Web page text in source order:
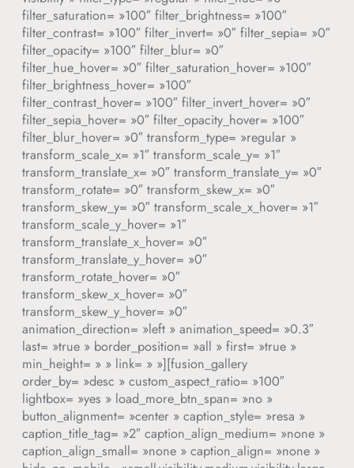
filter_saturation= »100″ filter_brightness= »100″
filter_contrast= »100″ filter_invert= »0″ filter_sepia= »0″
filter_opacity= »100″ filter_blur= »0″
filter_hue_hover= »0″ filter_saturation_hover= »100″
filter_brightness_hover= »100″
filter_contrast_hover= »100″ filter_invert_hover= »0″
filter_sepia_hover= »0″ filter_opacity_hover= »100″
filter_blur_hover= »0″ transform_type= »regular »
transform_scale_x= »1″ transform_scale_y= »1″
transform_translate_x= »0″ transform_translate_y= »0″
transform_rotate= »0″ transform_skew_x= »0″
transform_skew_y= »0″ transform_scale_x_hover= »1″
transform_scale_y_hover= »1″
transform_translate_x_hover= »0″
transform_translate_y_hover= »0″
transform_rotate_hover= »0″
transform_skew_x_hover= »0″
transform_skew_y_hover= »0″
animation_direction= »left » animation_speed= »0.3″
last= »true » border_position= »all » first= »true »
min_height= » » link= » »][fusion_gallery
order_by= »desc » custom_aspect_ratio= »100″
lightbox= »yes » load_more_btn_span= »no »
button_alignment= »center » caption_style= »resa »
caption_title_tag= »2″ caption_align_medium= »none »
caption_align_small= »none » caption_align= »none »